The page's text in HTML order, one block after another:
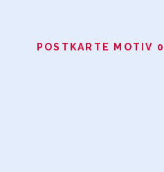
POSTKARTE MOTIV